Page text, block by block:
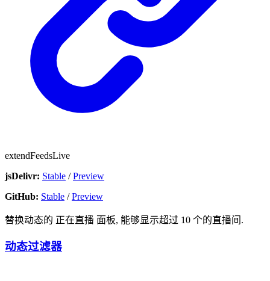
extendFeedsLive
jsDelivr: Stable /Preview
GitHub: Stable /Preview
替换动态的 正在直播 面板, 能够显示超过 10 个的直播间.
动态过滤器